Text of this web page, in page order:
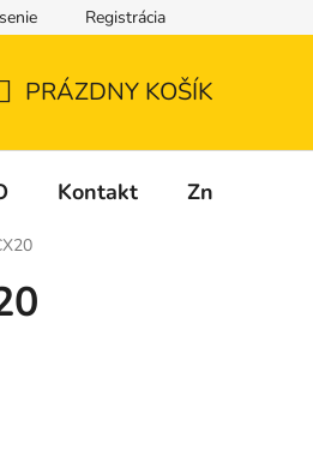
Registrácia
PRÁZDNY KOŠÍK
Kontakt Značky